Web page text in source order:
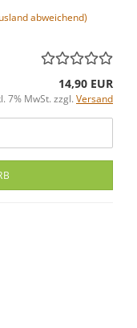
abweichend)
14,90 EUR
7% MwSt. zzgl. Versand